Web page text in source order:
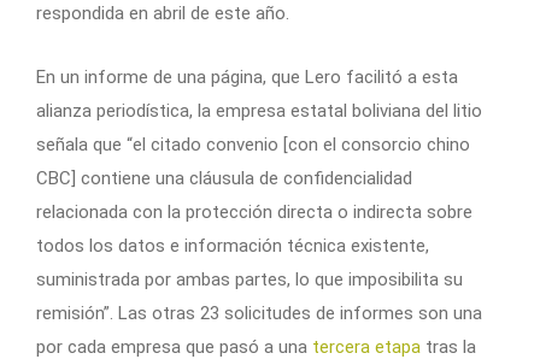
respondida en abril de este año.
En un informe de una página, que Lero facilitó a esta
alianza periodística, la empresa estatal boliviana del litio
señala que “el citado convenio [con el consorcio chino
CBC] contiene una cláusula de confidencialidad
relacionada con la protección directa o indirecta sobre
todos los datos e información técnica existente,
suministrada por ambas partes, lo que imposibilita su
remisión”. Las otras 23 solicitudes de informes son una
por cada empresa que pasó a una tercera etapa tras la